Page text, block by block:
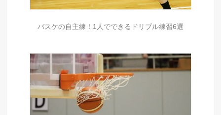
バスケの自主練！1人でできるドリブル練習6選